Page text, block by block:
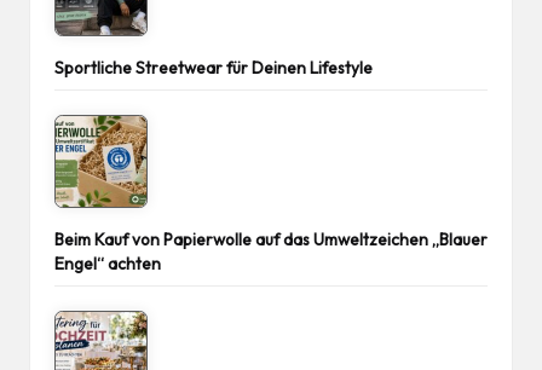
Sportliche Streetwear für Deinen Lifestyle
Beim Kauf von Papierwolle auf das Umweltzeichen „Blauer
Engel“ achten